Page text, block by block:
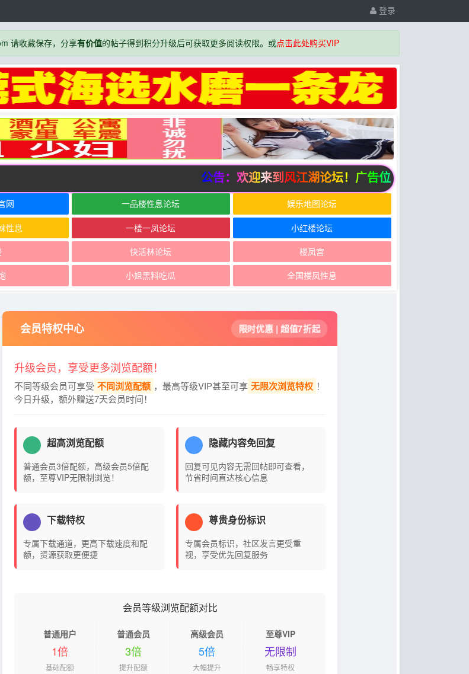
登录
请收藏保存，分享有价值的帖子得到积分升级后可获取更多阅读权限。或点击此处购买VIP
公告：欢迎来到风江湖论坛！广告位招商中
网 一品楼性息论坛 娱乐地图论坛
性息 一楼一凤论坛 小红楼论坛
快活林论坛 楼凤宫
小姐黑料吃瓜 全国楼凤性息
会员特权中心 限时优惠 | 超值7折起
升级会员，享受更多浏览配额！
不同等级会员可享受 不同浏览配额 ，最高等级VIP甚至可享 无限次浏览特权 ！
今日升级，额外赠送7天会员时间！
超高浏览配额
普通会员3倍配额，高级会员5倍配
额，至尊VIP无限制浏览！
隐藏内容免回复
回复可见内容无需回帖即可查看，
节省时间直达核心信息
下载特权
专属下载通道，更高下载速度和配
额，资源获取更便捷
尊贵身份标识
专属会员标识，社区发言更受重
视，享受优先回复服务
会员等级浏览配额对比
普通用户
1倍
基础配额
普通会员
3倍
提升配额
高级会员
5倍
大幅提升
至尊VIP
无限制
畅享特权